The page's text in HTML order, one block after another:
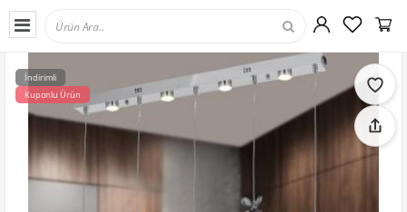
İndirimli
Kuponlu Ürün